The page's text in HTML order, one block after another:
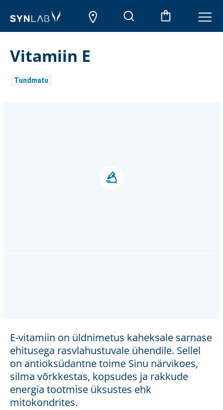
Vitamiin E
Tundmatu
E-vitamiin on üldnimetus kaheksale sarnase
ehitusega rasvlahustuvale ühendile. Sellel
on antioksüdantne toime Sinu närvikoes,
silma võrkkestas, kopsudes ja rakkude
energia tootmise üksustes ehk
mitokondrites.